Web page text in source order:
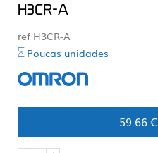
H3CR-A
ref H3CR-A
Poucas unidades
59.66 €